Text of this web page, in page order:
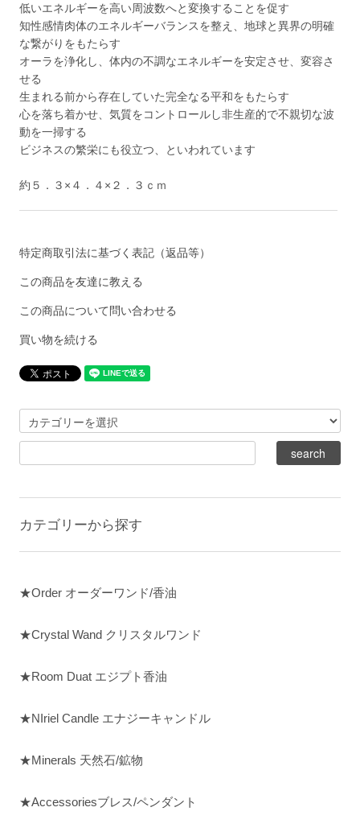
低いエネルギーを高い周波数へと変換することを促す
知性感情肉体のエネルギーバランスを整え、地球と異界の明確
な繋がりをもたらす
オーラを浄化し、体内の不調なエネルギーを安定させ、変容さ
せる
生まれる前から存在していた完全なる平和をもたらす
心を落ち着かせ、気質をコントロールし非生産的で不親切な波
動を一掃する
ビジネスの繁栄にも役立つ、といわれています
約５．３×４．４×２．３ｃｍ
特定商取引法に基づく表記（返品等）
この商品を友達に教える
この商品について問い合わせる
買い物を続ける
カテゴリーから探す
★Order オーダーワンド/香油
★Crystal Wand クリスタルワンド
★Room Duat エジプト香油
★NIriel Candle エナジーキャンドル
★Minerals 天然石/鉱物
★Accessoriesブレス/ペンダント